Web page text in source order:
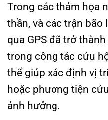
Trong các thảm họa
thần, và các trận bão
qua GPS đã trở
trong công tác cứu
thể giúp xác định vị
hoặc phương tiện
ảnh hưởng.